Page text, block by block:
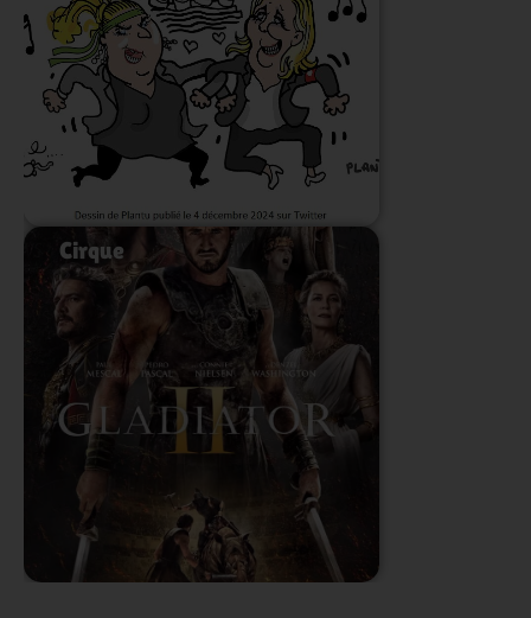
Lire l'article
Cirque
Lire l'article